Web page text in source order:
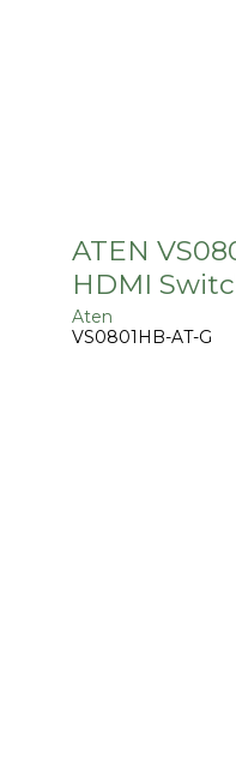
ATEN
HDMI
Aten
VS0801HB-AT-G